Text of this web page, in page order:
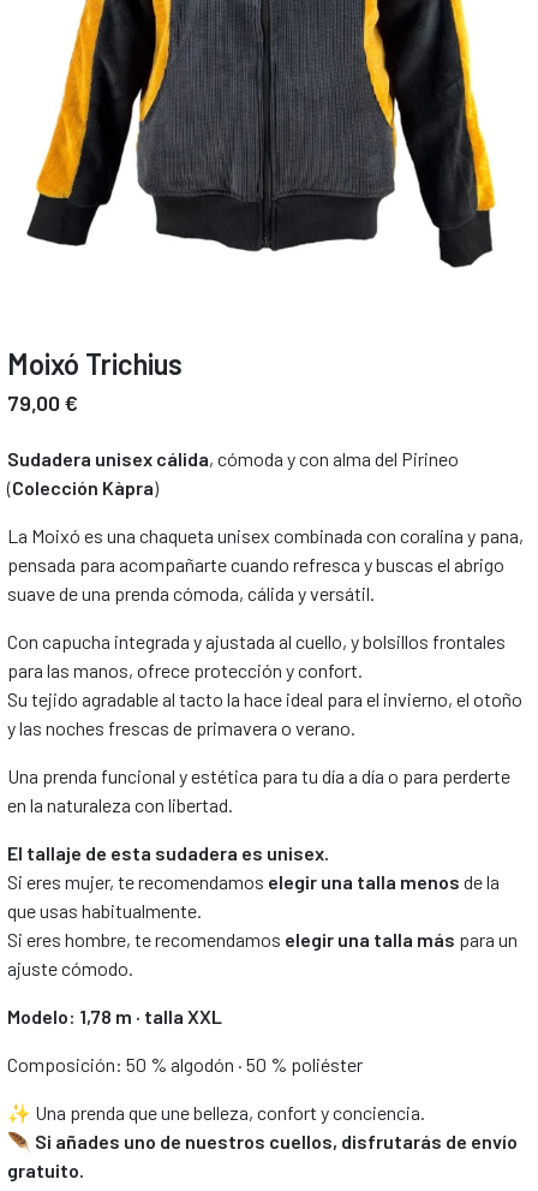
Moixó Trichius
79,00 €
Sudadera unisex cálida, cómoda y con alma del Pirineo
(Colección Kàpra)
La Moixó es una chaqueta unisex combinada con coralina y pana,
pensada para acompañarte cuando refresca y buscas el abrigo
suave de una prenda cómoda, cálida y versátil.
Con capucha integrada y ajustada al cuello, y bolsillos frontales
para las manos, ofrece protección y confort.
Su tejido agradable al tacto la hace ideal para el invierno, el otoño
y las noches frescas de primavera o verano.
Una prenda funcional y estética para tu día a día o para perderte
en la naturaleza con libertad.
El tallaje de esta sudadera es unisex.
Si eres mujer, te recomendamos elegir una talla menos de la
que usas habitualmente.
Si eres hombre, te recomendamos elegir una talla más para un
ajuste cómodo.
Modelo: 1,78 m · talla XXL
Composición: 50 % algodón · 50 % poliéster
✨ Una prenda que une belleza, confort y conciencia.
🪶 Si añades uno de nuestros cuellos, disfrutarás de envío
gratuito.